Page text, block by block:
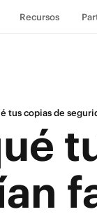
Recursos
tus copias de